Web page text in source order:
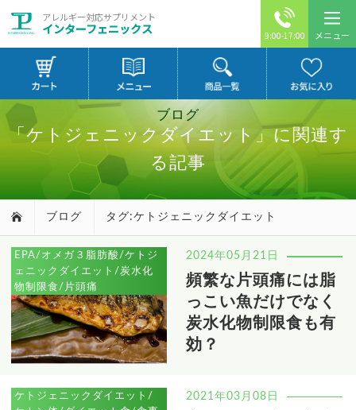
アレルギー対応サプリメント
インターフェニックス 9:00-17:00 メニュー
ブログ
「ケトジェニックダイエット」に関連す
る記事
ブログ タグ:ケトジェニックダイエット
EPA/オメガ３脂肪酸/ケトジ
ェニックダイエット/炭水化
物制限食/片頭痛
2024年05月21日
頻繁な片頭痛には脂
っこい魚だけでなく
炭水化物制限食も有
効？
ケトジェニックダイエット/
2021年03月08日